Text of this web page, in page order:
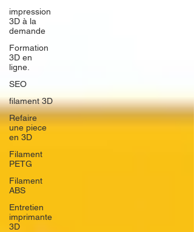
impression
3D à la
demande
Formation
3D en
ligne.
SEO
filament 3D
Refaire
une piece
en 3D
Filament
PETG
Filament
ABS
Entretien
imprimante
3D